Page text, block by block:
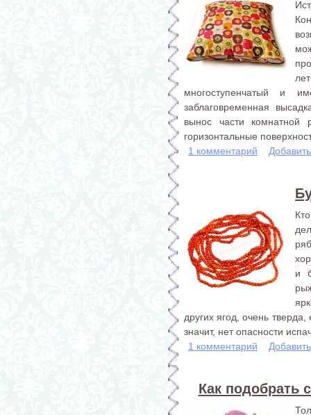
многоступенчатый и
заблаговременная
вынос части комнатной
горизонтальные
1 комментарий
и
других ягод, очень
значит, нет опасности
1 комментарий
Как подобрать